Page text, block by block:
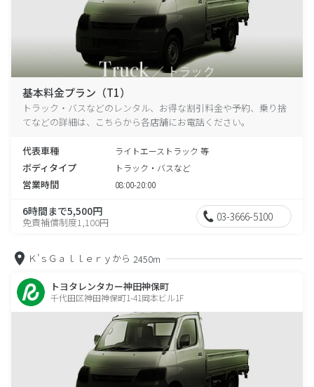
基本料金プラン（T1）
トラック・バスなどのレンタル、お得な割引料金や予約、乗り捨
てなどの詳細は、こちらから各店舗にお電話ください。
代表車種 ライトエーストラック 等
ボディタイプ トラック・バスなど
営業時間 08:00-20:00
6時間まで5,500円
免責補償制度1,100円 03-3666-5100
Ｋ’ｓＧａｌｌｅｒｙから 2450m
トヨタレンタカー神田神保町
千代田区神田神保町1-41岡本ビル1F